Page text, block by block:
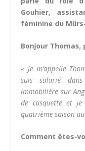
Gouhier,
féminine du
Bonjour Thomas,
« Je m’appelle
suis salarié
immobilière sur
de casquette et je
quatrième saison
Comment êtes-